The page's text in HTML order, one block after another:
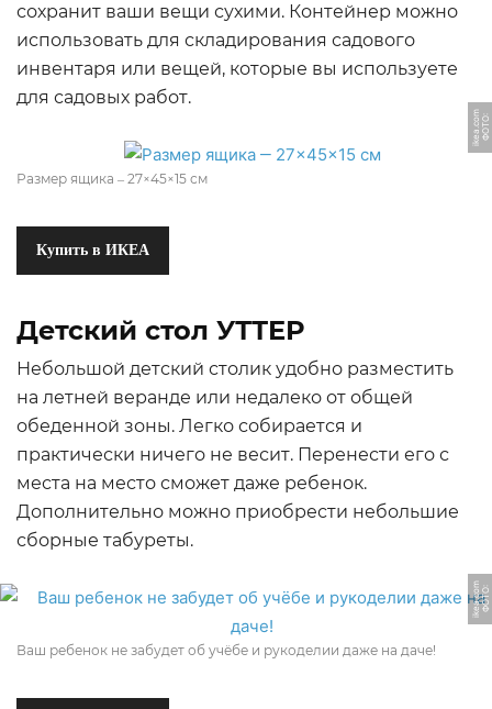
сохранит ваши вещи сухими. Контейнер можно
использовать для складирования садового
инвентаря или вещей, которые вы используете
для садовых работ.
Ф
О
Т
О:
i
k
e
a.
c
o
m
Размер ящика ‒ 27×45×15 см
Купить в ИКЕА
Детский стол УТТЕР
Небольшой детский столик удобно разместить
на летней веранде или недалеко от общей
обеденной зоны. Легко собирается и
практически ничего не весит. Перенести его с
места на место сможет даже ребенок.
Дополнительно можно приобрести небольшие
сборные табуреты.
Ф
О
Т
О:
i
k
e
a.
c
o
m
Ваш ребенок не забудет об учёбе и рукоделии даже на даче!